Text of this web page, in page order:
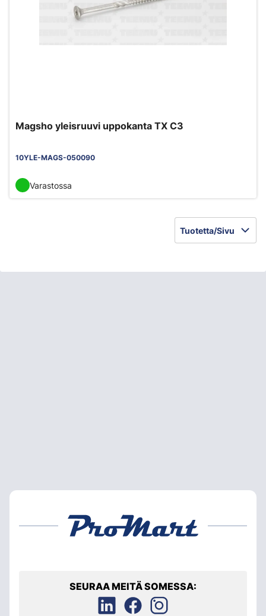
Magsho yleisruuvi uppokanta TX C3
10YLE-MAGS-050090
Varastossa
Tuotetta/Sivu
SEURAA MEITÄ SOMESSA: